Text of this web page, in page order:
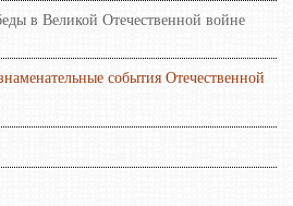
в Великой Отечественной войне
события Отечественной